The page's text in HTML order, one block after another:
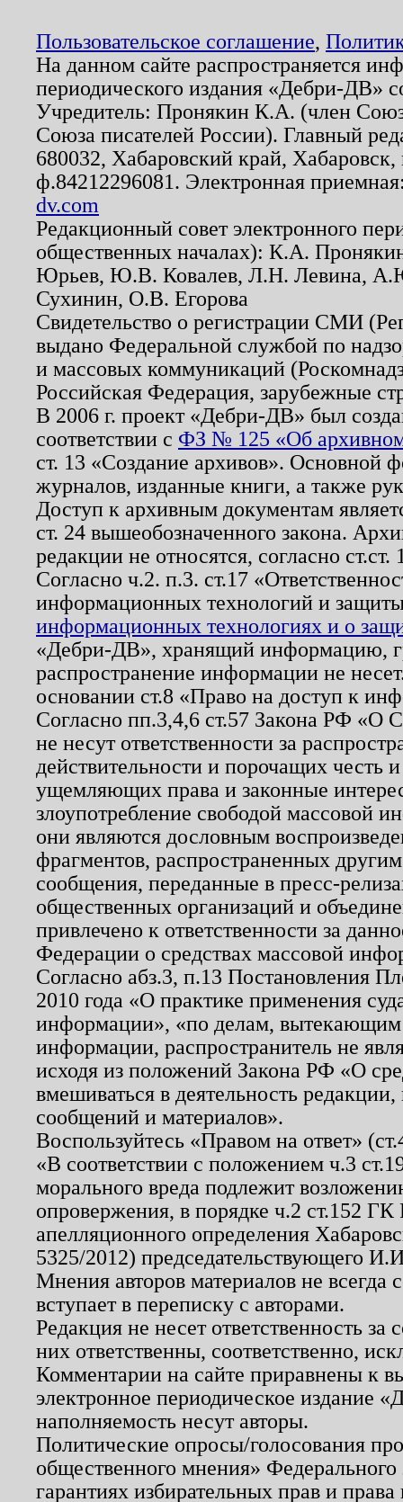
Пользовательское соглашение,
На данном сайте распространяется
периодического издания «Дебри-ДВ»
Учредитель: Пронякин К.А. (член
Союза писателей России). Главный
680032, Хабаровский край,
ф.84212296081. Электронная
dv.com
Редакционный совет электронного
общественных началах): К.А.
Юрьев, Ю.В. Ковалев, Л.Н. Левина,
Сухинин, О.В. Егорова
Свидетельство о регистрации СМИ
выдано Федеральной службой по
и массовых коммуникаций
Российская Федерация, зарубежные
В 2006 г. проект «Дебри-ДВ» был
соответствии с ФЗ № 125 «Об
ст. 13 «Создание архивов». Основной
журналов, изданные книги, а также
Доступ к архивным документам
ст. 24 вышеобозначенного закона.
редакции не относятся, согласно
Согласно ч.2. п.3. ст.17
информационных технологий и
информационных технологиях и о
«Дебри-ДВ», хранящий информацию,
распространение информации не
основании ст.8 «Право на доступ к
Согласно пп.3,4,6 ст.57 Закона РФ «О
не несут ответственности за
действительности и порочащих честь
ущемляющих права и законные
злоупотребление свободой массовой
они являются дословным
фрагментов, распространенных
сообщения, переданные в пресс-
общественных организаций и
привлечено к ответственности за
Федерации о средствах массовой
Согласно абз.3, п.13 Постановления
2010 года «О практике применения
информации», «по делам, вытекающим
информации, распространитель не
исходя из положений Закона РФ «О
вмешиваться в деятельность
сообщений и материалов».
Воспользуйтесь «Правом на ответ»
«В соответствии с положением ч.3
морального вреда подлежит
опровержения, в порядке ч.2 ст.152
апелляционного определения
5325/2012) председательствующего
Мнения авторов материалов не
вступает в переписку с авторами.
Редакция не несет ответственность
них ответственны, соответственно,
Комментарии на сайте приравнены к
электронное периодическое издание
наполняемость несут авторы.
Политические опросы/голосования
общественного мнения»
гарантиях избирательных прав и